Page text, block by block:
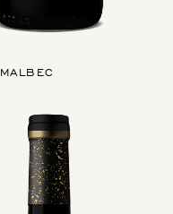
MALBEC